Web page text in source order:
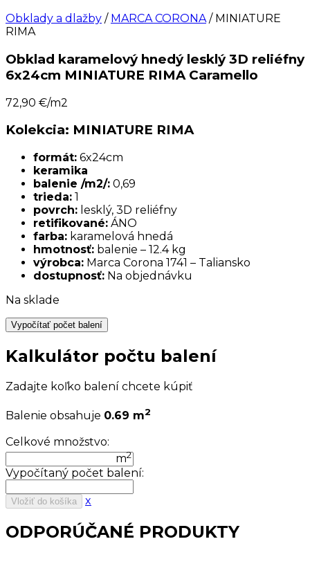
Obklady a dlažby / MARCA CORONA/ MINIATURE
RIMA
Obklad karamelový hnedý lesklý 3D reliéfny
6x24cm MINIATURE RIMA Caramello
72,90 €/m2
Kolekcia: MINIATURE RIMA
formát: 6x24cm
keramika
balenie /m2/: 0,69
trieda: 1
povrch: lesklý, 3D reliéfny
retifikované: ÁNO
farba: karamelová hnedá
hmotnosť: balenie – 12.4 kg
výrobca: Marca Corona 1741 – Taliansko
dostupnosť: Na objednávku
Na sklade
Vypočítať počet balení
Kalkulátor počtu balení
Zadajte koľko balení chcete kúpiť
Balenie obsahuje 0.69 m2
Celkové množstvo:
m2
Vypočítaný počet balení:
Vložiť do košíka x
ODPORÚČANÉ PRODUKTY